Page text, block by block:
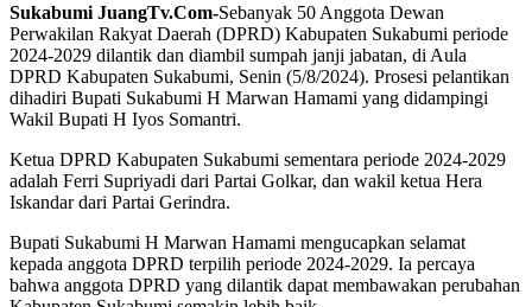
Sukabumi JuangTv.Com-Sebanyak 50 Anggota Dewan
Perwakilan Rakyat Daerah (DPRD) Kabupaten Sukabumi periode
2024-2029 dilantik dan diambil sumpah janji jabatan, di Aula
DPRD Kabupaten Sukabumi, Senin (5/8/2024). Prosesi pelantikan
dihadiri Bupati Sukabumi H Marwan Hamami yang didampingi
Wakil Bupati H Iyos Somantri.
Ketua DPRD Kabupaten Sukabumi sementara periode 2024-2029
adalah Ferri Supriyadi dari Partai Golkar, dan wakil ketua Hera
Iskandar dari Partai Gerindra.
Bupati Sukabumi H Marwan Hamami mengucapkan selamat
kepada anggota DPRD terpilih periode 2024-2029. Ia percaya
bahwa anggota DPRD yang dilantik dapat membawakan perubahan